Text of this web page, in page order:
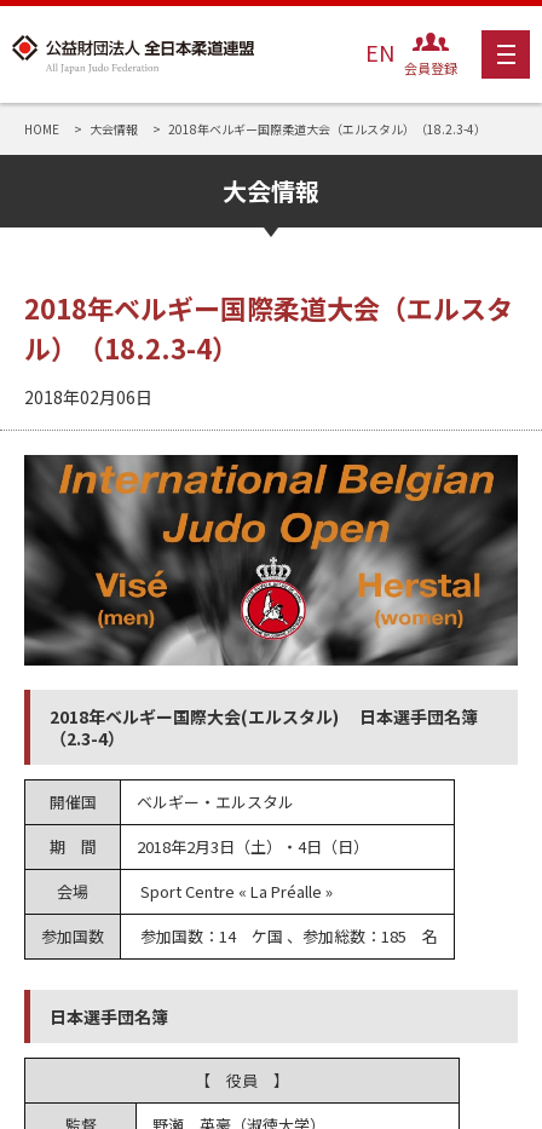
EN 会員登録
HOME 大会情報 2018年ベルギー国際柔道大会（エルスタル）（18.2.3-4）
大会情報
2018年ベルギー国際柔道大会（エルスタ
ル）（18.2.3-4）
2018年02月06日
2018年ベルギー国際大会(エルスタル) 日本選手団名簿
（2.3-4）
開催国
ベルギー・エルスタル
期 間
2018年2月3日（土）・4日（日）
会場
Sport Centre « La Préalle »
参加国数
参加国数：14 ケ国 、参加総数：185 名
日本選手団名簿
【 役員 】